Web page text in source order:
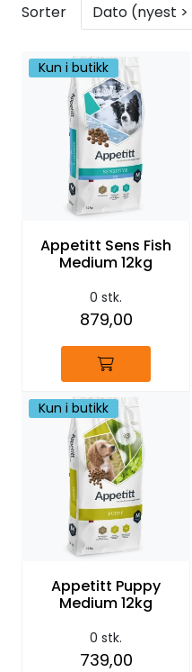
Sorter
Kun i butikk
Appetitt Sens Fish
Medium 12kg
0 stk.
879,00
Kun i butikk
Appetitt Puppy
Medium 12kg
0 stk.
739,00